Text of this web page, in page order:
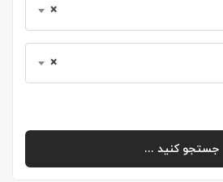
×
×
جستجو کنید ...